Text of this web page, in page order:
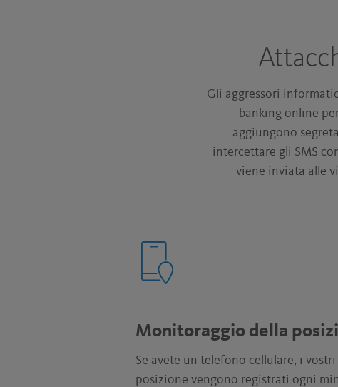
Gli aggressori
banking online
aggiungono
intercettare gli SMS
viene inviata alle
Monitoraggio della
Se avete un telefono cellulare, i
posizione vengono registrati ogni